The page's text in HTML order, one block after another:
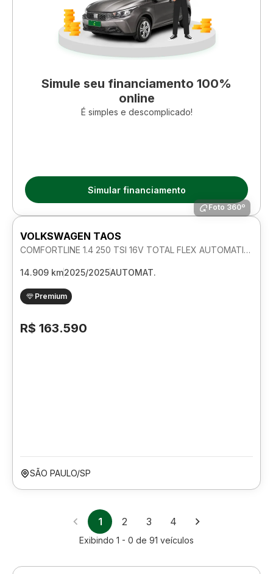
Simule seu financiamento 100%
online
É simples e descomplicado!
Simular financiamento
Foto 360º
VOLKSWAGEN TAOS
COMFORTLINE 1.4 250 TSI 16V TOTAL FLEX AUTOMATICO
14.909 km2025/2025AUTOMAT.
Premium
R$ 163.590
SÃO PAULO/SP
1 2 3 4
Exibindo 1 - 0 de 91 veículos